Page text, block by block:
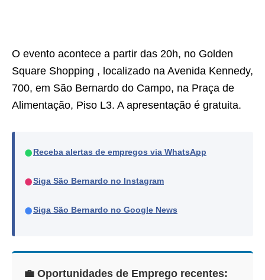
O evento acontece a partir das 20h, no Golden
Square Shopping , localizado na Avenida Kennedy,
700, em São Bernardo do Campo, na Praça de
Alimentação, Piso L3. A apresentação é gratuita.
● Receba alertas de empregos via WhatsApp
●Siga São Bernardo no Instagram
●Siga São Bernardo no Google News
💼 Oportunidades de Emprego recentes: